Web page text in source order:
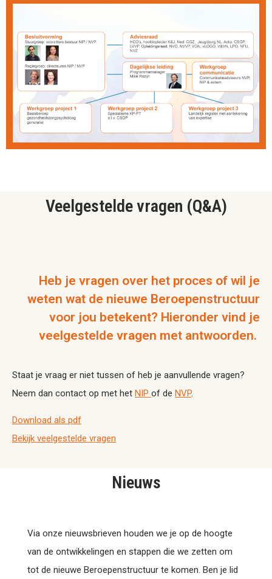
Veelgestelde vragen (Q&A)
Heb je vragen over het proces of wil je
weten wat de nieuwe Beroepenstructuur
voor jou betekent? Hieronder vind je
veelgestelde vragen met antwoorden.
Staat je vraag er niet tussen of heb je aanvullende vragen?
Neem dan contact op met het NIP of de NVP.
Download als pdf
Bekijk veelgestelde vragen
Nieuws
Via onze nieuwsbrieven houden we je op de hoogte
van de ontwikkelingen en stappen die we zetten om
tot de nieuwe Beroepenstructuur te komen. Ben je lid